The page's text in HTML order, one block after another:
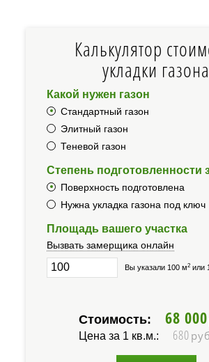
Калькулятор
укладки газона
Какой нужен газон
Стандартный газон
Элитный газон
Теневой газон
Степень подготовленности
Поверхность подготовлена
Нужна укладка газона под ключ
Площадь вашего участка
Вызвать замерщика онлайн
Вы указали 100 м2 или
Стоимость: 68 000
Цена за 1 кв.м.: 680